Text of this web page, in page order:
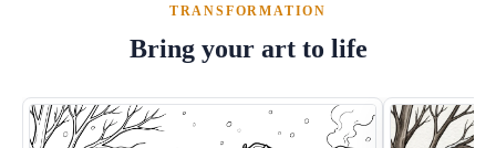
TRANSFORMATION
Bring your art to life